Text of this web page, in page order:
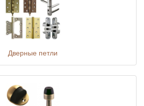
Дверные петли